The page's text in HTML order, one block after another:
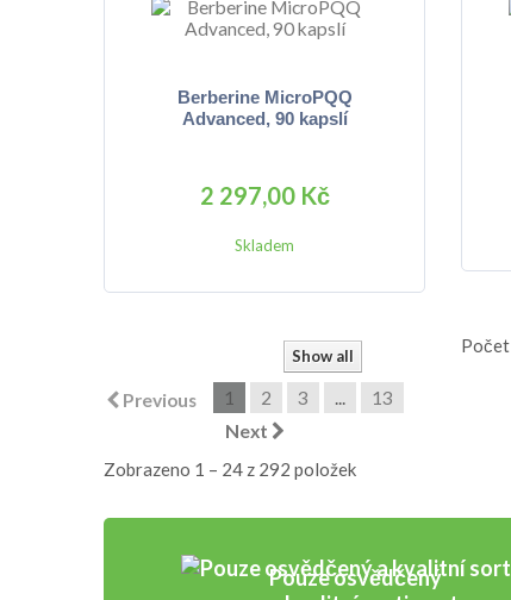
Berberine MicroPQQ
Advanced, 90 kapslí
2 297,00 Kč
Skladem
Show all
Previous 1 2 3 ...
13
Next
Zobrazeno 1 – 24 z 292 položek
Počet
Pouze osvědčený